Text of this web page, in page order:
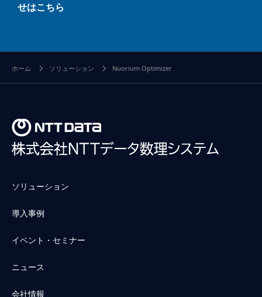
せはこちら
ホーム ソリューション Nuorium Optimizer
ソリューション
導入事例
イベント・セミナー
ニュース
会社情報